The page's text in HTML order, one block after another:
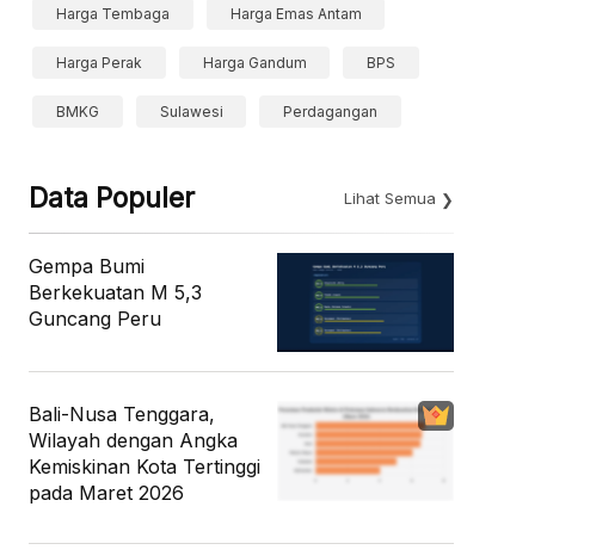
Harga Tembaga Harga Emas Antam
Harga Perak Harga Gandum BPS
BMKG Sulawesi Perdagangan
Data Populer Lihat Semua
Gempa Bumi
Berkekuatan M 5,3
Guncang Peru
Bali-Nusa Tenggara,
Wilayah dengan Angka
Kemiskinan Kota Tertinggi
pada Maret 2026